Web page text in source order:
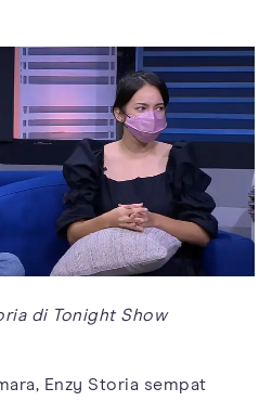
di Tonight Show
Enzy Storia sempat